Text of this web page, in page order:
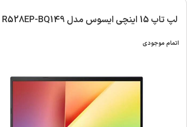
لپ تاپ 15 اینچی ایسوس مدل R528EP-BQ149
اتمام موجودی